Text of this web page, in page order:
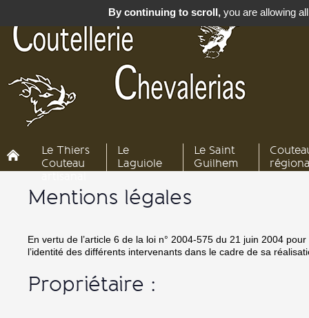
Le Thiers
Couteau
Le
Laguiole
Le Saint
Guilhem
Mentions légales
En vertu de l’article 6 de la loi n° 2004-575 du 21 juin 2004
l’identité des différents intervenants dans le cadre de sa
Propriétaire :
By continuing to scroll, you are allowing